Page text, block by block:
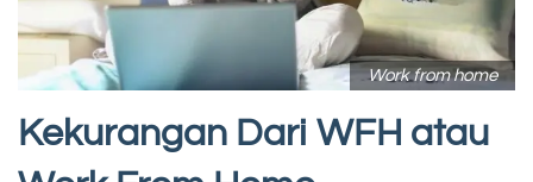
Work from home
Kekurangan Dari WFH atau